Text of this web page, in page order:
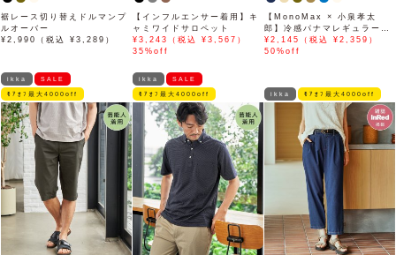
裾レース切り替えドルマンプ
ルオーバー
¥2,990（税込 ¥3,289）
【インフルエンサー着用】キ
ャミワイドサロペット
¥3,243（税込 ¥3,567）
35%off
【MonoMax × 小泉孝太
郎】冷感パナマレギュラーカ
ラー半袖シャツ「小泉孝太郎
さん着用モデル」
¥2,145（税込 ¥2,359）
50%off
ikka SALE
ﾓｱｵﾌ最大4000off
ikka SALE
ﾓｱｵﾌ最大4000off ikka ﾓｱｵﾌ最大4000off